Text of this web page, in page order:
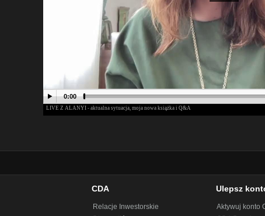
CDA
Relacje Inwestorskie
Ulepsz
Aktywuj konto